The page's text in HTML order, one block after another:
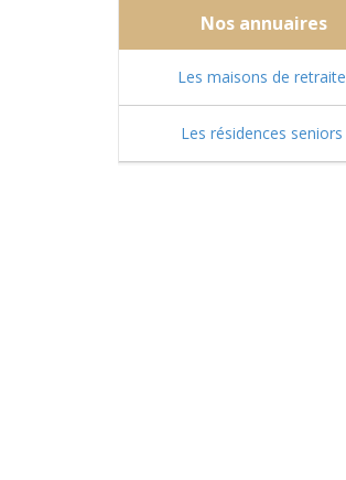
Nos annuaires
Les maisons de retraite
Les résidences seniors